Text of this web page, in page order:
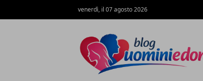
venerdì, il 07 agosto 2026